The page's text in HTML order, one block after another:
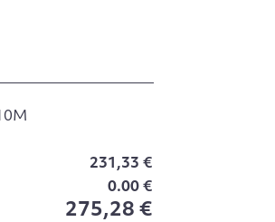
231,33 €
0.00 €
275,28 €